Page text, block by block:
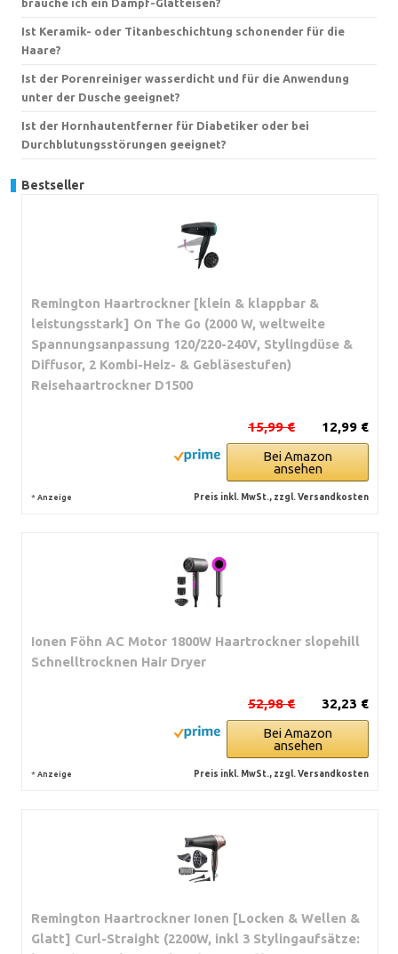
brauche ich ein Dampf-Glätteisen?
Ist Keramik- oder Titanbeschichtung schonender für die
Haare?
Ist der Porenreiniger wasserdicht und für die Anwendung
unter der Dusche geeignet?
Ist der Hornhautentferner für Diabetiker oder bei
Durchblutungsstörungen geeignet?
Bestseller
Remington Haartrockner [klein & klappbar &
leistungsstark] On The Go (2000 W, weltweite
Spannungsanpassung 120/220-240V, Stylingdüse &
Diffusor, 2 Kombi-Heiz- & Gebläsestufen)
Reisehaartrockner D1500
12,99 €
15,99 €
Bei Amazon
ansehen
* Anzeige Preis inkl. MwSt., zzgl. Versandkosten
Ionen Föhn AC Motor 1800W Haartrockner slopehill
Schnelltrocknen Hair Dryer
32,23 €
52,98 €
Bei Amazon
ansehen
* Anzeige Preis inkl. MwSt., zzgl. Versandkosten
Remington Haartrockner Ionen [Locken & Wellen &
Glatt] Curl-Straight (2200W, inkl 3 Stylingaufsätze: